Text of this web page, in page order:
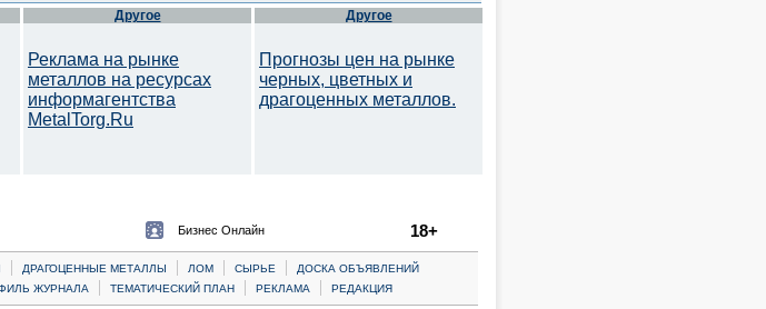
Другое
Реклама на рынке
металлов на ресурсах
информагентства
MetalTorg.Ru
Другое
Прогнозы цен на рынке
черных, цветных и
драгоценных металлов.
Бизнес Онлайн 18+
| ДРАГОЦЕННЫЕ МЕТАЛЛЫ | ЛОМ | CЫРЬЕ |
ДОСКА ОБЪЯВЛЕНИЙ
ЖУРНАЛА | ТЕМАТИЧЕСКИЙ ПЛАН | РЕКЛАМА | РЕДАКЦИЯ